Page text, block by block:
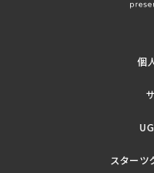
個
スターツ